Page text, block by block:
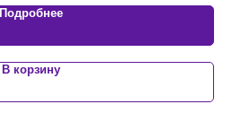
Подробнее
В корзину